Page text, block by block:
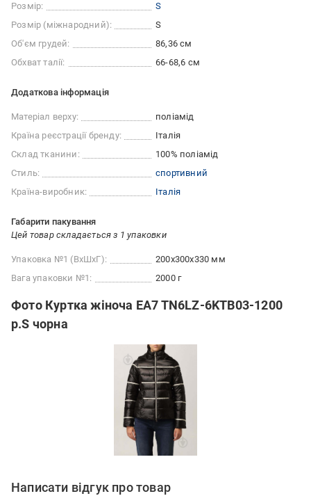
Розмір:
S
Розмір (міжнародний):
S
Об'єм грудей:
86,36 см
Обхват талії:
66-68,6 см
Додаткова інформація
Матеріал верху:
поліамід
Країна реєстрації бренду:
Італія
Склад тканини:
100% поліамід
Стиль:
спортивний
Країна-виробник:
Італія
Габарити пакування
Цей товар складається з 1 упаковки
Упаковка №1 (ВхШхГ):
200x300x330 мм
Вага упаковки №1:
2000 г
Фото Куртка жіноча EA7 TN6LZ-6KTB03-1200
р.S чорна
Написати відгук про товар